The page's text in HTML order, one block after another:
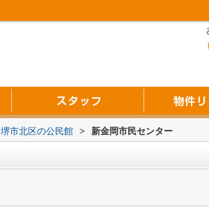
堺市北区の公民館 > 新金岡市民センター